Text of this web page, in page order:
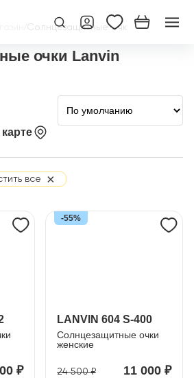
Солнцезащитные очки
очки Lanvin
все ×
₽
LANVIN 604 S-400
Солнцезащитные очки
женские
11 000 ₽
24 500 ₽
-55%